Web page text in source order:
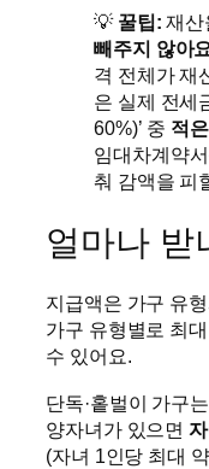
💡 꿀팁: 재
빼주지 않아
격 전체가 재
은 실제 전세
60%)’ 중 적
임대차계약
춰 감액을 피
얼마나 받
지급액은 가구 유
가구 유형별로 최
수 있어요.
단독·홑벌이 가구
양자녀가 있으면
(자녀 1인당 최대